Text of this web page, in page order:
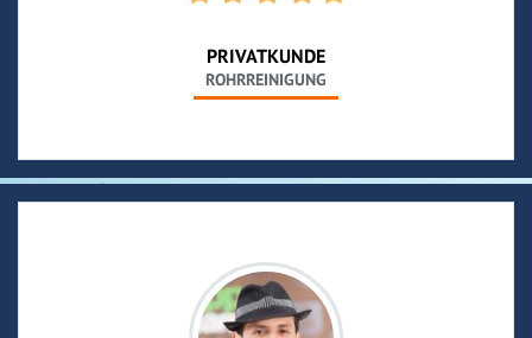
PRIVATKUNDE
ROHRREINIGUNG